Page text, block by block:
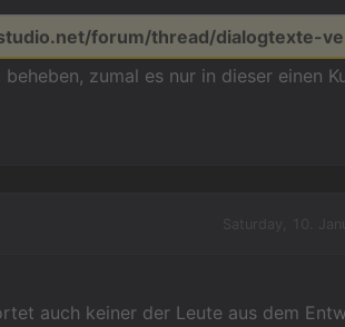
forum/thread/dialogtexte-
zumal es nur in dieser einen
auch keiner der Leute aus dem